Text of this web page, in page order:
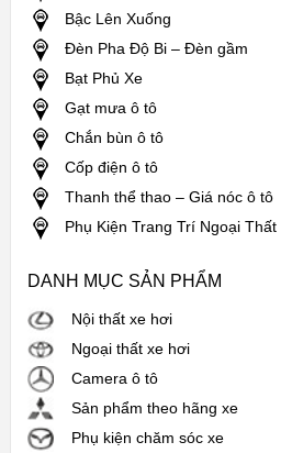
Bậc Lên Xuống
Đèn Pha Độ Bi – Đèn gầm
Bạt Phủ Xe
Gạt mưa ô tô
Chắn bùn ô tô
Cốp điện ô tô
Thanh thể thao – Giá nóc ô tô
Phụ Kiện Trang Trí Ngoại Thất
DANH MỤC SẢN PHẨM
Nội thất xe hơi
Ngoại thất xe hơi
Camera ô tô
Sản phẩm theo hãng xe
Phụ kiện chăm sóc xe